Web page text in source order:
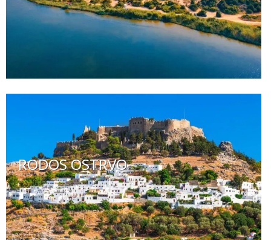
RODOS OSTRVO